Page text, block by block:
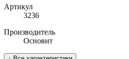
Артикул
3236
Производитель
Основит